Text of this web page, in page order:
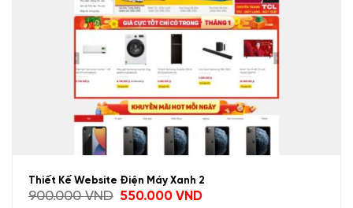
Thiết Kế Website Điện Máy Xanh 2
900.000VND
Giá
550.000VNDGiá